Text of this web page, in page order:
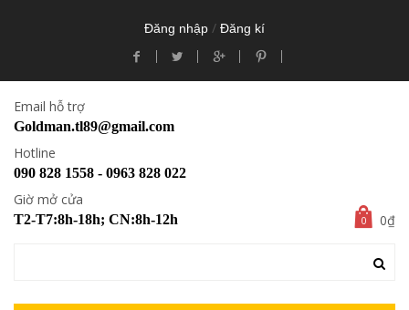
Đăng nhập / Đăng kí
Email hỗ trợ
Goldman.tl89@gmail.com
Hotline
090 828 1558 - 0963 828 022
Giờ mở cửa
T2-T7:8h-18h; CN:8h-12h 0 0₫